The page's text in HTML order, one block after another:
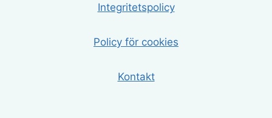
Integritetspolicy
Policy för cookies
Kontakt